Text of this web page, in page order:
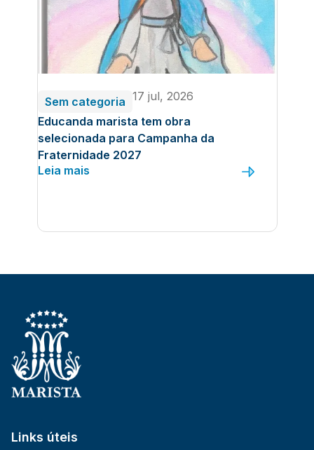
Sem categoria 17 jul, 2026
Educanda marista tem obra
selecionada para Campanha da
Fraternidade 2027
Leia mais
Links úteis